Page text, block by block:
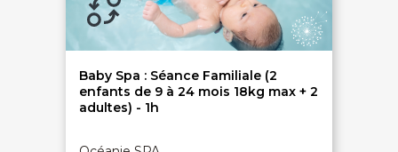
Baby Spa : Séance Familiale (2
enfants de 9 à 24 mois 18kg max + 2
adultes) - 1h
Échange 1 an